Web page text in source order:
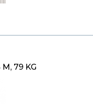
M, 79 KG